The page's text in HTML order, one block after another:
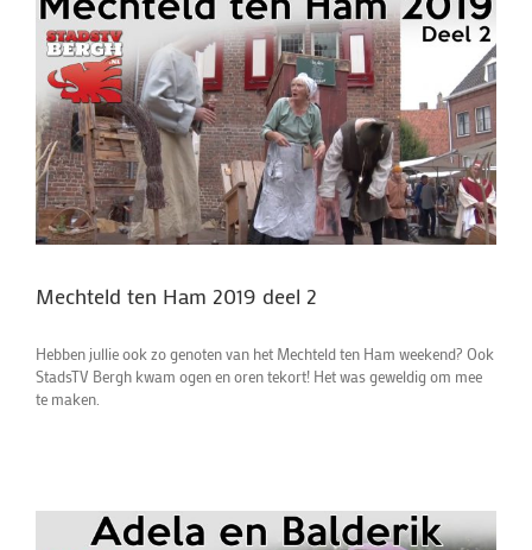
Mechteld ten Ham 2019 deel 2
Hebben jullie ook zo genoten van het Mechteld ten Ham weekend? Ook
StadsTV Bergh kwam ogen en oren tekort! Het was geweldig om mee
te maken.